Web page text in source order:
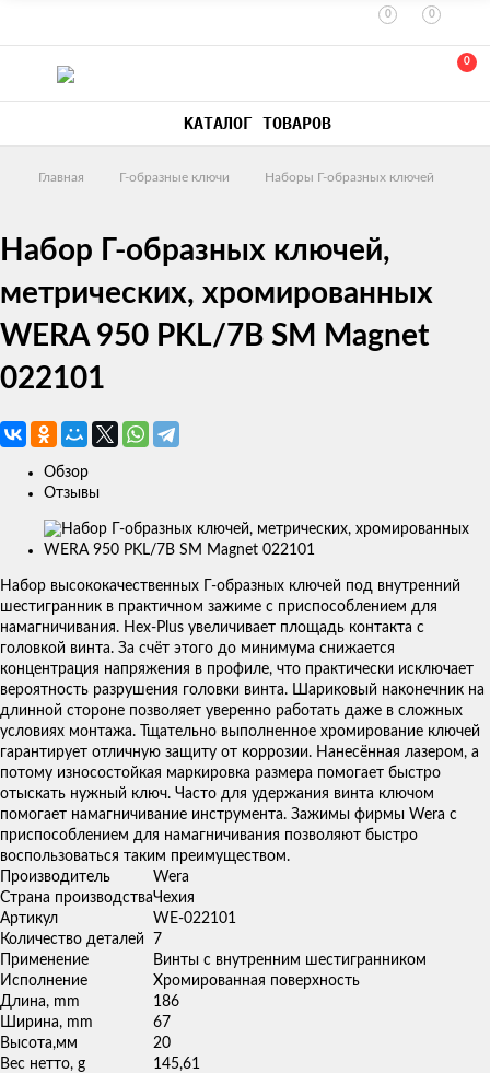
0 0
0
КАТАЛОГ ТОВАРОВ
Главная Г-образные ключи Наборы Г-образных ключей
Набор Г-образных ключей,
метрических, хромированных
WERA 950 PKL/7B SM Magnet
022101
Обзор
Отзывы
Изображения
Набор высококачественных Г-образных ключей под внутренний
шестигранник в практичном зажиме с приспособлением для
намагничивания. Hex-Plus увеличивает площадь контакта с
головкой винта. За счёт этого до минимума снижается
концентрация напряжения в профиле, что практически исключает
вероятность разрушения головки винта. Шариковый наконечник на
длинной стороне позволяет уверенно работать даже в сложных
условиях монтажа. Тщательно выполненное хромирование ключей
гарантирует отличную защиту от коррозии. Нанесённая лазером, а
потому износостойкая маркировка размера помогает быстро
отыскать нужный ключ. Часто для удержания винта ключом
помогает намагничивание инструмента. Зажимы фирмы Wera с
приспособлением для намагничивания позволяют быстро
воспользоваться таким преимуществом.
Производитель
Wera
Страна производстваЧехия
Артикул
WE-022101
Количество деталей
7
Применение
Винты с внутренним шестигранником
Исполнение
Хромированная поверхность
Длина, mm
186
Ширина, mm
67
Высота,мм
20
Вес нетто, g
145,61